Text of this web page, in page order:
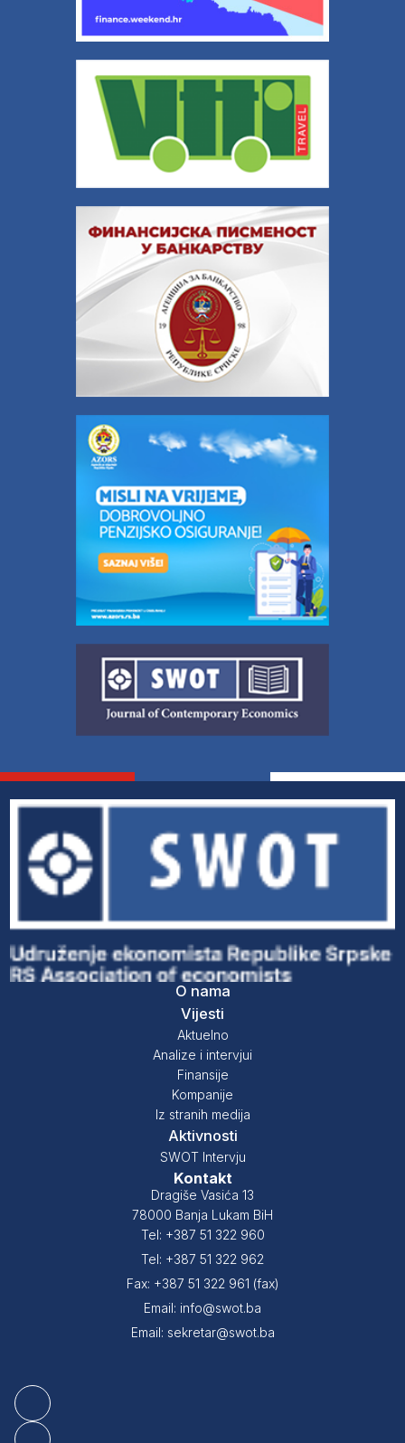
O nama
Vijesti
Aktuelno
Analize i intervjui
Finansije
Kompanije
Iz stranih medija
Aktivnosti
SWOT Intervju
Kontakt
Dragiše Vasića 13
78000 Banja Lukam BiH
Tel: +387 51 322 960
Tel: +387 51 322 962
Fax: +387 51 322 961 (fax)
Email: info@swot.ba
Email: sekretar@swot.ba